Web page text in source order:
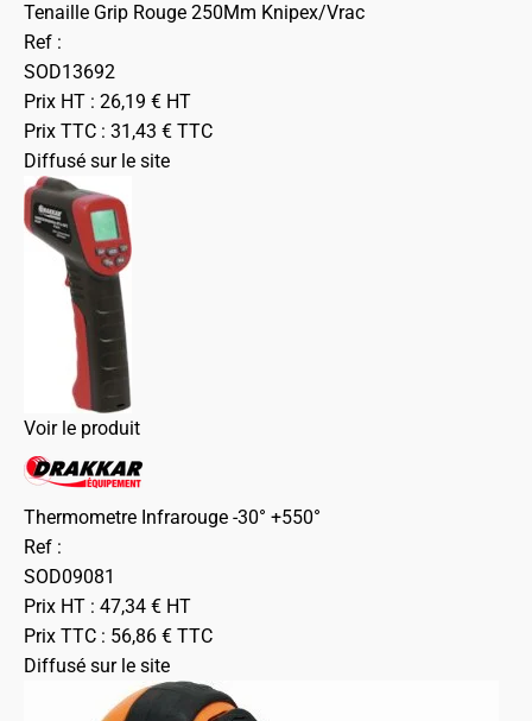
Tenaille Grip Rouge 250Mm Knipex/Vrac
Ref :
SOD13692
Prix HT : 26,19 € HT
Prix TTC : 31,43 € TTC
Diffusé sur le site
Voir le produit
Thermometre Infrarouge -30° +550°
Ref :
SOD09081
Prix HT : 47,34 € HT
Prix TTC : 56,86 € TTC
Diffusé sur le site